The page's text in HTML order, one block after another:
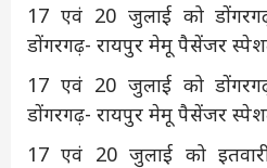
17 एवं 20 जुलाई को
डोंगरगढ़- रायपुर मेमू पैसेंजर स्पेशल
17 एवं 20 जुलाई को
डोंगरगढ़- रायपुर मेमू पैसेंजर स्पेशल
17 एवं 20 जुलाई को